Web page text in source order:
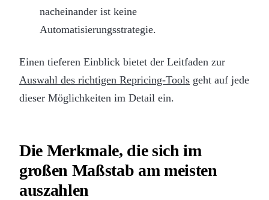
nacheinander ist keine
Automatisierungsstrategie.
Einen tieferen Einblick bietet der Leitfaden zur
Auswahl des richtigen Repricing-Tools geht auf jede
dieser Möglichkeiten im Detail ein.
Die Merkmale, die sich im
großen Maßstab am meisten
auszahlen